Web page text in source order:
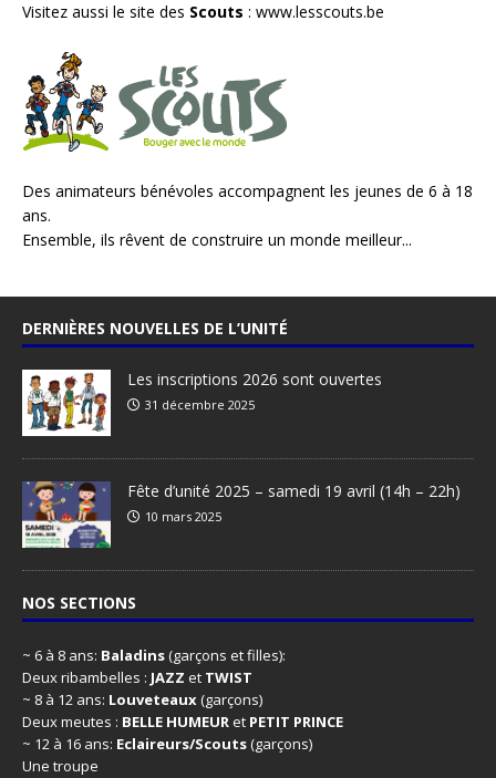
Visitez aussi le site des Scouts : www.lesscouts.be
Des animateurs bénévoles accompagnent les jeunes de 6 à 18
ans.
Ensemble, ils rêvent de construire un monde meilleur...
DERNIÈRES NOUVELLES DE L’UNITÉ
Les inscriptions 2026 sont ouvertes
31 décembre 2025
Fête d’unité 2025 – samedi 19 avril (14h – 22h)
10 mars 2025
NOS SECTIONS
~ 6 à 8 ans: Baladins(garçons et filles):
Deux ribambelles : JAZZ et TWIST
~ 8 à 12 ans: Louveteaux(garçons)
Deux meutes : BELLE HUMEURet PETIT PRINCE
~ 12 à 16 ans: Eclaireurs/Scouts(garçons)
Une troupe